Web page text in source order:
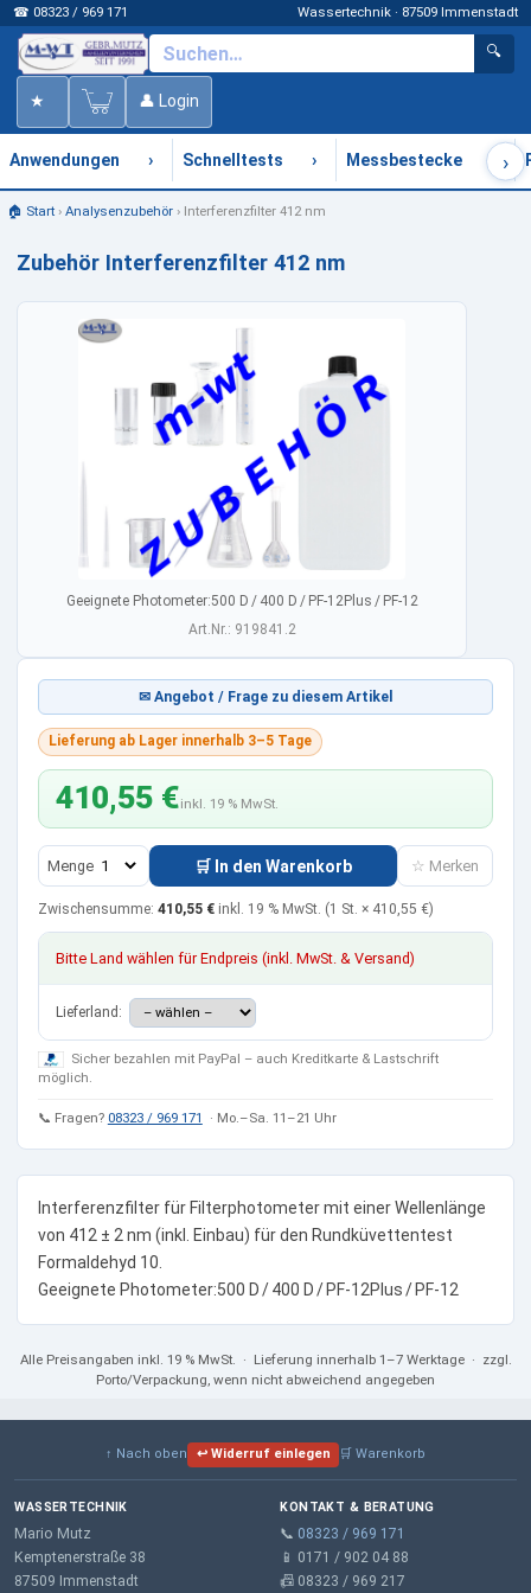
☎ 08323 / 969 171 Wassertechnik · 87509 Immenstadt
🔍
★ 👤 Login
Anwendungen › Schnelltests › Messbestecke ›
🏠 Start› Analysenzubehör› Interferenzfilter 412 nm
Zubehör Interferenzfilter 412 nm
Geeignete Photometer:500 D / 400 D / PF‑12Plus / PF‑12
Art.Nr.: 919841.2
✉ Angebot / Frage zu diesem Artikel
Lieferung ab Lager innerhalb 3–5 Tage
410,55 €inkl. 19 % MwSt.
Menge 🛒 In den Warenkorb ☆ Merken
Zwischensumme: 410,55 € inkl. 19 % MwSt. (1 St. × 410,55 €)
Bitte Land wählen für Endpreis (inkl. MwSt. & Versand)
Lieferland:
Sicher bezahlen mit PayPal – auch Kreditkarte & Lastschrift
möglich.
📞 Fragen? 08323 / 969 171 · Mo.–Sa. 11–21 Uhr
Interferenzfilter für Filterphotometer mit einer Wellenlänge
von 412 ± 2 nm (inkl. Einbau) für den Rundküvettentest
Formaldehyd 10.
Geeignete Photometer:500 D / 400 D / PF‑12Plus / PF‑12
Alle Preisangaben inkl. 19 % MwSt. · Lieferung innerhalb 1–7 Werktage · zzgl.
Porto/Verpackung, wenn nicht abweichend angegeben
↑ Nach oben ↩ Widerruf einlegen 🛒 Warenkorb
WASSERTECHNIK
Mario Mutz
Kemptenerstraße 38
87509 Immenstadt
KONTAKT & BERATUNG
📞 08323 / 969 171
📱 0171 / 902 04 88
📠 08323 / 969 217